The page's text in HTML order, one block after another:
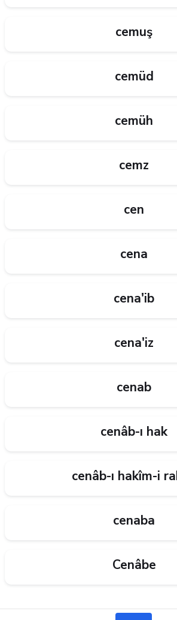
cemuş
cemüd
cemüh
cemz
cen
cena
cena'ib
cena'iz
cenab
cenâb-ı hak
cenâb-ı hakîm-i
cenaba
Cenâbe